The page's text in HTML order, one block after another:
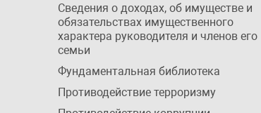
Сведения о доходах, об имуществе и
обязательствах имущественного
характера руководителя и членов его
семьи
Фундаментальная библиотека
Противодействие терроризму